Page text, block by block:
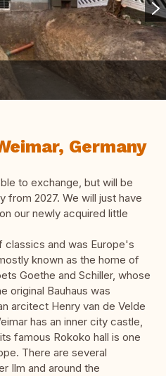
Germany
to exchange, but will be
from 2027. We will just have
our newly acquired little
classics and was Europe's
known as the home of
Goethe and Schiller, whose
original Bauhaus was
arcitect Henry van de Velde
has an inner city castle,
famous Rokoko hall is one
There are several
Ilm and around the